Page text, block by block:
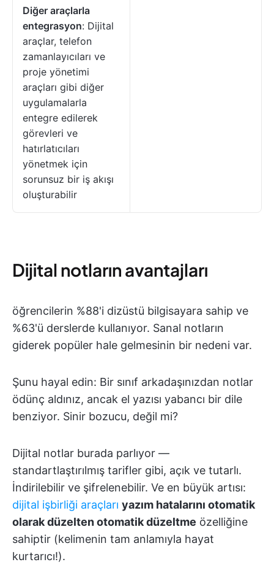
Diğer araçlarla
entegrasyon: Dijital
araçlar, telefon
zamanlayıcıları ve
proje yönetimi
araçları gibi diğer
uygulamalarla
entegre edilerek
görevleri ve
hatırlatıcıları
yönetmek için
sorunsuz bir iş akışı
oluşturabilir
Dijital notların avantajları
öğrencilerin %88'i dizüstü bilgisayara sahip ve
%63'ü derslerde kullanıyor. Sanal notların
giderek popüler hale gelmesinin bir nedeni var.
Şunu hayal edin: Bir sınıf arkadaşınızdan notlar
ödünç aldınız, ancak el yazısı yabancı bir dile
benziyor. Sinir bozucu, değil mi?
Dijital notlar burada parlıyor —
standartlaştırılmış tarifler gibi, açık ve tutarlı.
İndirilebilir ve şifrelenebilir. Ve en büyük artısı:
dijital işbirliği araçları yazım hatalarını otomatik
olarak düzelten otomatik düzeltme özelliğine
sahiptir (kelimenin tam anlamıyla hayat
kurtarıcı!).